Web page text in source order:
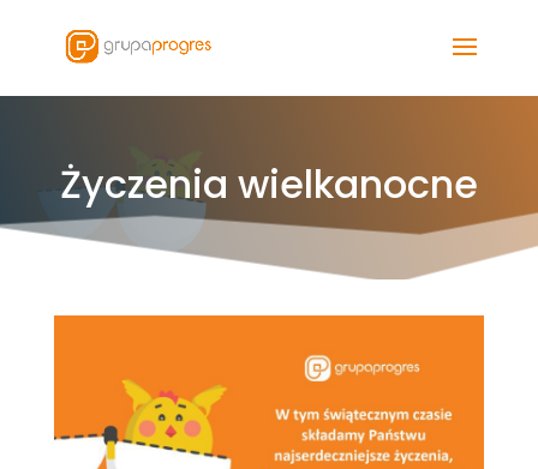
Życzenia wielkanocne